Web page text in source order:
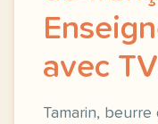
avec
Tamarin,